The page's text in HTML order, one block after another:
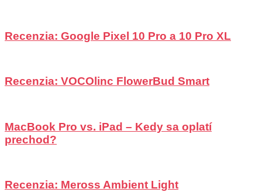
Recenzia: Google Pixel 10 Pro a 10 Pro XL
Recenzia: VOCOlinc FlowerBud Smart
MacBook Pro vs. iPad – Kedy sa oplatí
prechod?
Recenzia: Meross Ambient Light